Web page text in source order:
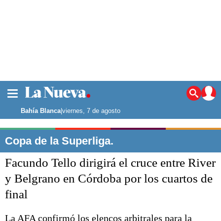
Noticias
La ciudad
Punta Alta
El país
El mundo
Seguridad
Opinión
Liga del Sur
Bahía Blanca|viernes, 7 de agosto
Copa de la Superliga.
Facundo Tello dirigirá el cruce entre River
y Belgrano en Córdoba por los cuartos de
final
La AFA confirmó los elencos arbitrales para la